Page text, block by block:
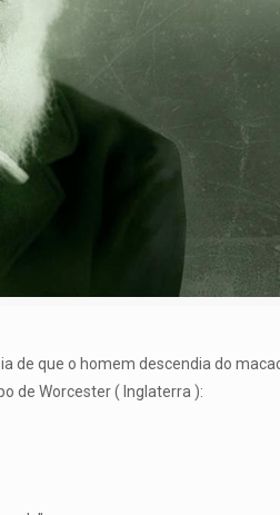
de que o homem descendia do
de Worcester ( Inglaterra ):